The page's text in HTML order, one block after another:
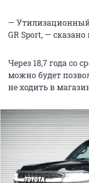
—
GR Sport, —
Через 18,7 года со
можно будет
не ходить в